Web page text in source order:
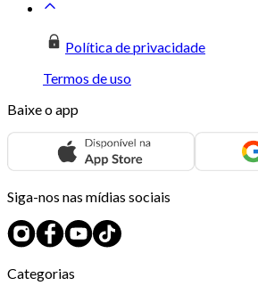
Política de privacidade
Termos de uso
Baixe o app
Siga-nos nas mídias sociais
Categorias